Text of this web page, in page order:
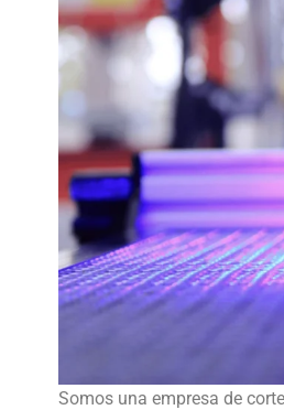
Somos una empresa de